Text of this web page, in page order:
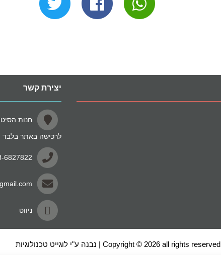
יצירת קשר
לרכישה באתר בלבד
6827822
ניווט
Copyright © 2026 all rights reserved | נבנה ע"י לוגייט טכנולוגיות